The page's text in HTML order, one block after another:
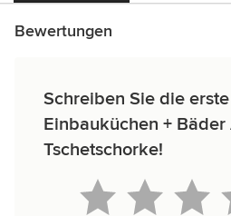
Bewertungen
Schreiben Sie die
Einbauküchen + Bäder
Tschetschorke!